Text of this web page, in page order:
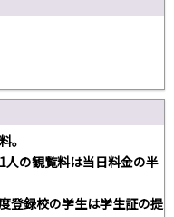
。
の観覧料は当日料金の半
登録校の学生は学生証の提